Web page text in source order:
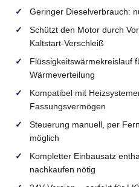
Geringer Dieselverbrauch:
Schützt den Motor durch
Kaltstart-Verschleiß
Flüssigkeitswärmekreislauf
Wärmeverteilung
Kompatibel mit
Fassungsvermögen
Steuerung manuell, per
möglich
Kompletter Einbausatz
nachkaufen nötig